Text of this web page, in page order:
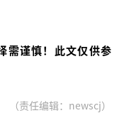
需谨慎！此文仅供参
（责任编辑：newscj）